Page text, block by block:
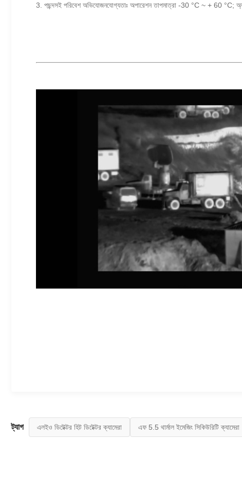
3. পছন্দসই পরিবেশ অভিযোজনযোগ্যতাঃ অপারেশন তাপমাত্রা -30 °C ~ + 60 °C;
ট্যাগ এলইও ডিটেক্টর হিট ডিটেক্টর ক্যামেরা এফ 5.5 থার্মাল ইমেজিং সিকিউরিটি ক্যামেরা